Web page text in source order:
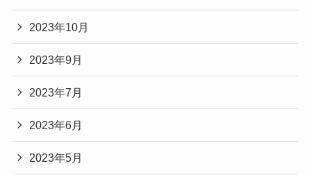
2023年10月
2023年9月
2023年7月
2023年6月
2023年5月